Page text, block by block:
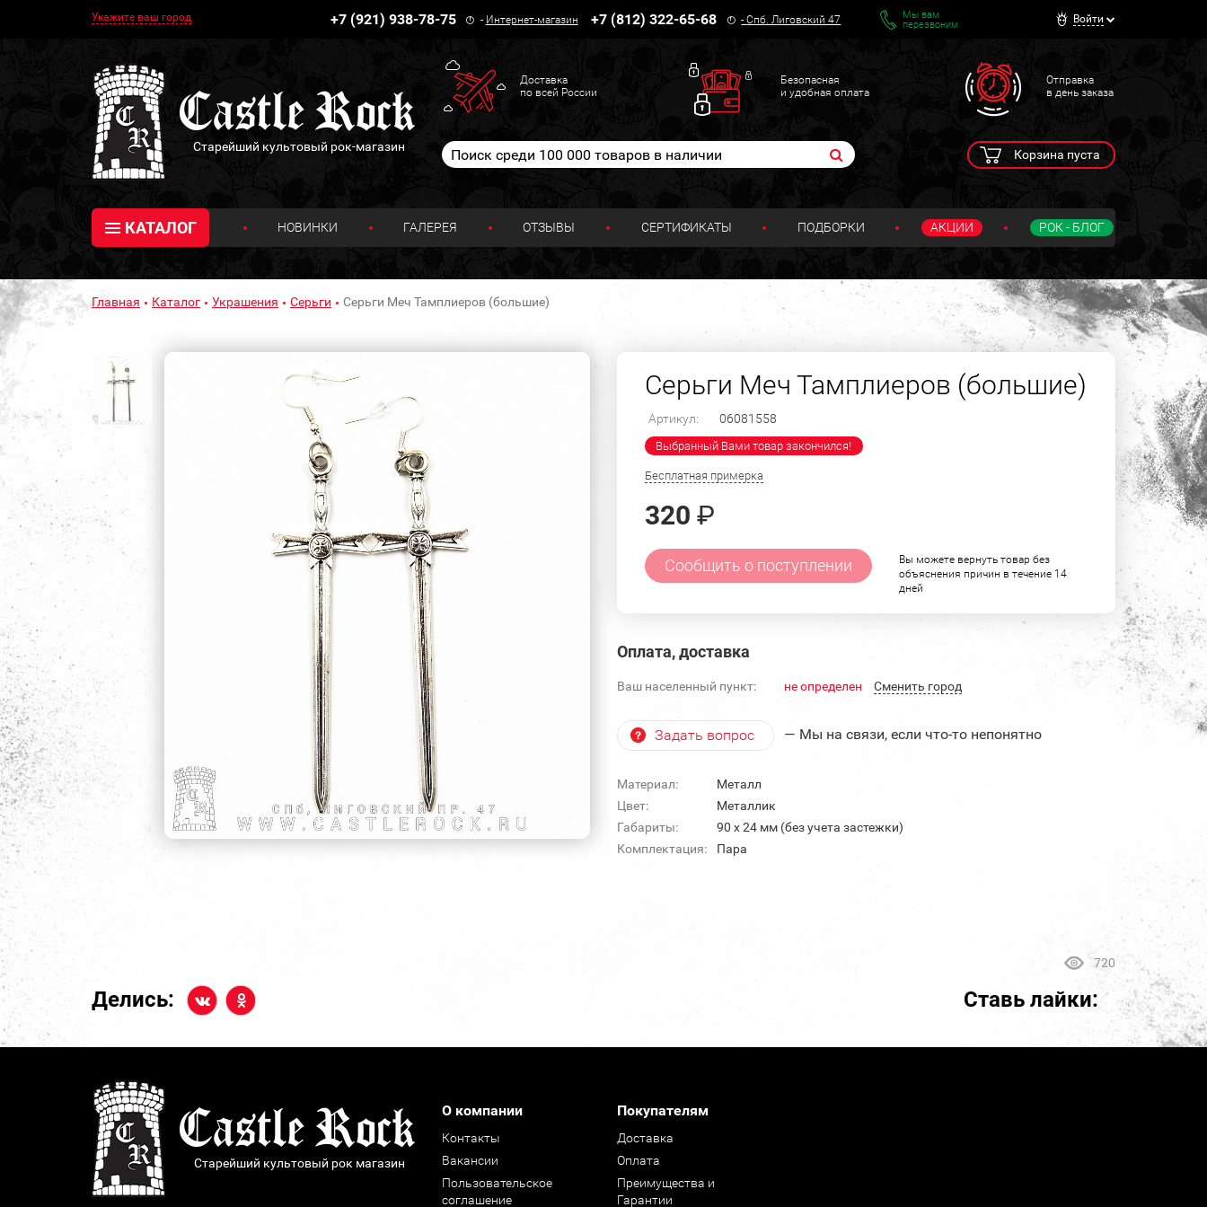
Укажите ваш город +7 (921) 938-78-75 - Интернет-магазин +7 (812) 322-65-68 -Спб. Лиговский 47
Мы вам
перезвоним
Войти
Старейший культовый рок-магазин
Доставка
по всей России
Безопасная
и удобная оплата
Отправка
в день заказа
Корзина пуста
КАТАЛОГ НОВИНКИ ГАЛЕРЕЯ ОТЗЫВЫ СЕРТИФИКАТЫ ПОДБОРКИ АКЦИИ РОК - БЛОГ
Главная Каталог Украшения Серьги Серьги Меч Тамплиеров (большие)
Серьги Меч Тамплиеров (большие)
Артикул: 06081558
Выбранный Вами товар закончился!
Бесплатная примерка
320 ₽
Сообщить о поступлении
Вы можете вернуть товар без
объяснения причин в течение 14
дней
Оплата, доставка
Ваш населенный пункт: не определен Cменить город
Задать вопрос — Мы на связи, если что-то непонятно
Материал:
Металл
Цвет:
Металлик
Габариты:
90 х 24 мм (без учета застежки)
Комплектация:
Пара
720
Делись: Ставь лайки:
Старейший культовый рок магазин
О компании
Контакты
Вакансии
Пользовательское
соглашение
Покупателям
Доставка
Оплата
Преимущества и
Гарантии